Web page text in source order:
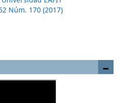
Núm. 170 (2017)